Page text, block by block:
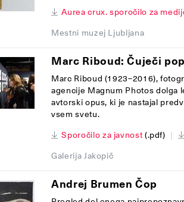
Aurea crux. sporočilo za
Mestni muzej Ljubljana
Marc Riboud: Čuječi
Marc Riboud (1923–2016),
agencije Magnum Photos dolga
avtorski opus, ki je nastajal
vsem svetu.
Sporočilo za javnost(.pdf) |
Galerija Jakopič
Andrej Brumen Čop